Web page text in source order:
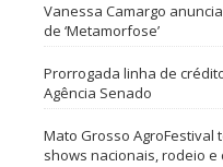
Vanessa Camargo
de ‘Metamorfose’
Prorrogada linha de
Agência Senado
Mato Grosso
shows nacionais, rodeio e